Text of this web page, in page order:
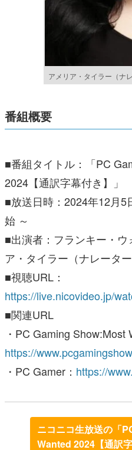
アメリア・タイラー（ナ
番組概要
■番組タイトル：「PC
2024【通訳字幕付き】」
■放送日時：2024年12月5
始 ～
■出演者：フランキー・
ア・タイラー（ナレーター
■視聴URL：
https://live.nicovideo.jp/
■関連URL
・PC Gaming Show:Most
https://
・PC Gamer： https://
ニコニコ生放送の「
Wanted 2024【通訳